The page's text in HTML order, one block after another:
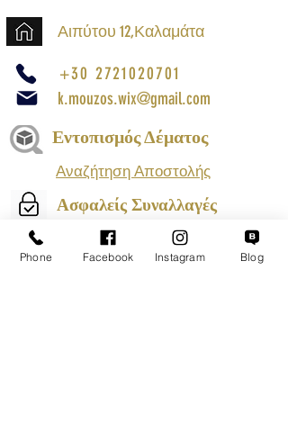
Αιπύτου 12,Καλαμάτα
+30 2721020701
k.mouzos.wix@gmail.com
Εντοπισμός Δέματος
Αναζήτηση Αποστολής
Ασφαλείς Συναλλαγές
Phone Facebook Instagram Blog